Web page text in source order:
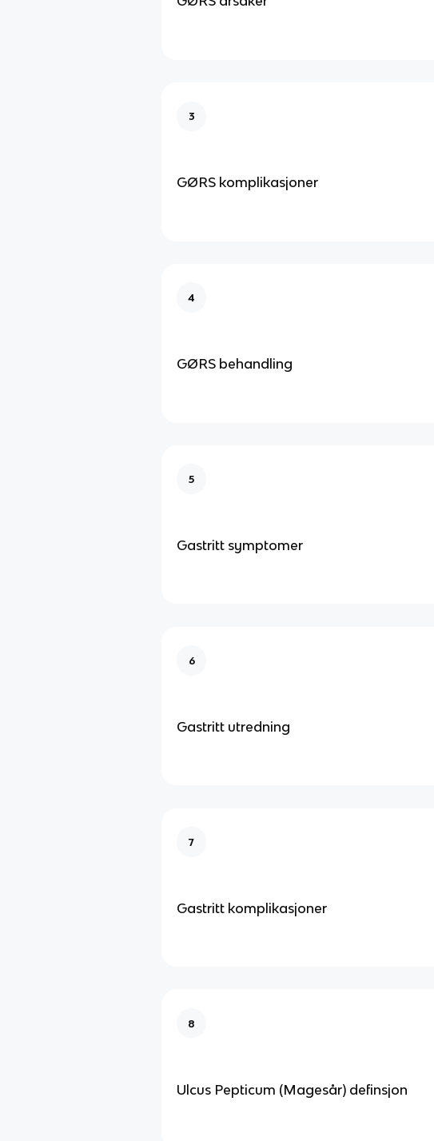
3
GØRS komplikasjoner
4
GØRS behandling
5
Gastritt symptomer
6
Gastritt utredning
7
Gastritt komplikasjoner
8
Ulcus Pepticum (Magesår) definsjon